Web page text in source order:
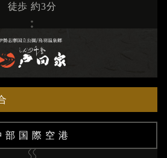
徒歩 約3分
部国際空港